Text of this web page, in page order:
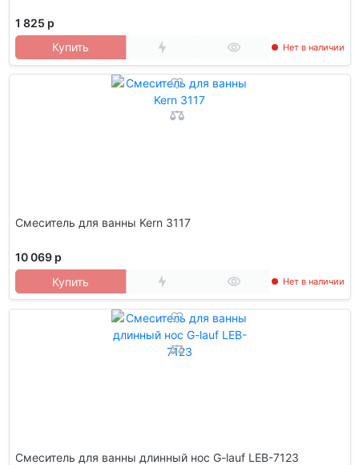
1 825 р
Купить
Нет в наличии
Смеситель для ванны Kern 3117
10 069 р
Купить
Нет в наличии
Смеситель для ванны длинный нос G-lauf LEB-7123